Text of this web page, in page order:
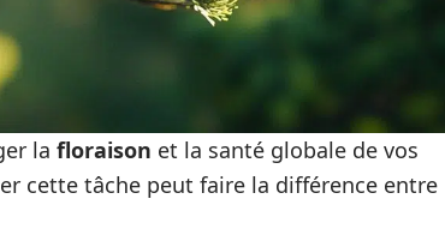
la floraison et la santé globale de vos
cette tâche peut faire la différence entre